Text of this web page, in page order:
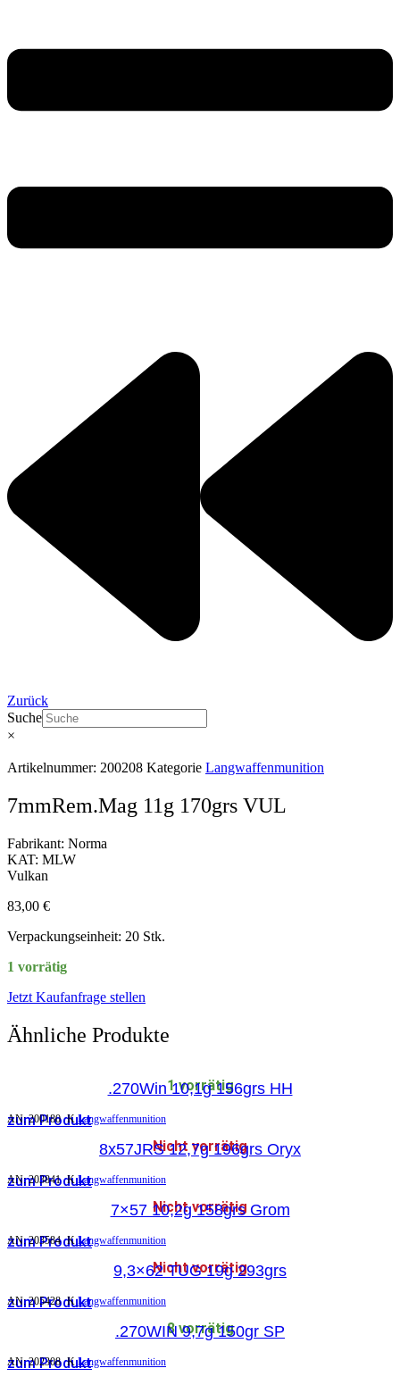
Zurück
Suche
×
Artikelnummer: 200208 Kategorie Langwaffenmunition
7mmRem.Mag 11g 170grs VUL
Fabrikant: Norma
KAT: MLW
Vulkan
83,00 €
Verpackungseinheit: 20 Stk.
1 vorrätig
Jetzt Kaufanfrage stellen
Ähnliche Produkte
1 vorrätig
.270Win 10,1g 156grs HH
zum Produkt
AN:200180 K Langwaffenmunition
Nicht vorrätig
8x57JRS 12,7g 196grs Oryx
zum Produkt
AN:203841 K Langwaffenmunition
Nicht vorrätig
7×57 10,2g 158grs Grom
zum Produkt
AN:203584 K Langwaffenmunition
Nicht vorrätig
9,3×62 TUG 19g 293grs
zum Produkt
AN:205428 K Langwaffenmunition
8 vorrätig
.270WIN 9,7g 150gr SP
zum Produkt
AN:202308 K Langwaffenmunition